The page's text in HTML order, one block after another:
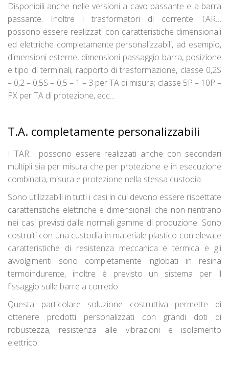
Disponibili anche nelle versioni a cavo passante e a barra
passante. Inoltre i trasformatori di corrente TAR…
possono essere realizzati con caratteristiche dimensionali
ed elettriche completamente personalizzabili, ad esempio,
dimensioni esterne, dimensioni passaggio barra, posizione
e tipo di terminali, rapporto di trasformazione, classe 0,2S
– 0,2 – 0,5S – 0,5 – 1 – 3 per TA di misura; classe 5P – 10P –
PX per TA di protezione, ecc…
T.A. completamente personalizzabili
I TAR… possono essere realizzati anche con secondari
multipli sia per misura che per protezione e in esecuzione
combinata, misura e protezione nella stessa custodia.
Sono utilizzabili in tutti i casi in cui devono essere rispettate
caratteristiche elettriche e dimensionali che non rientrano
nei casi previsti dalle normali gamme di produzione. Sono
costruiti con una custodia in materiale plastico con elevate
caratteristiche di resistenza meccanica e termica e gli
avvolgimenti sono completamente inglobati in resina
termoindurente, inoltre è previsto un sistema per il
fissaggio sulle barre a corredo.
Questa particolare soluzione costruttiva permette di
ottenere prodotti personalizzati con grandi doti di
robustezza, resistenza alle vibrazioni e isolamento
elettrico.